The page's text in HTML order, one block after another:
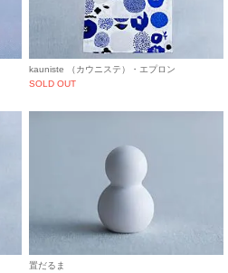
kauniste （カウニステ）・エプロン
SOLD OUT
置だるま